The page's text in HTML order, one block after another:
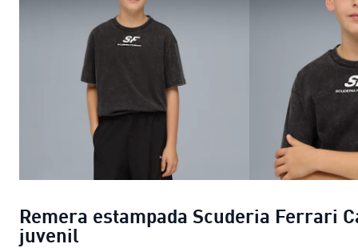
Remera estampada Scuderia Ferrari
juvenil